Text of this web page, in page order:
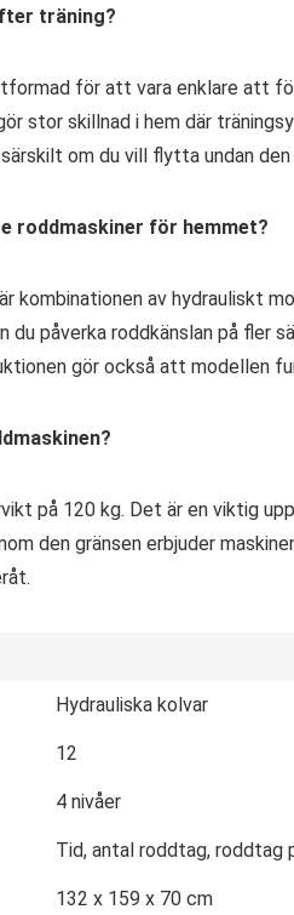
träning?
för att vara enklare att
stor skillnad i hem där
om du vill flytta undan
roddmaskiner för hemmet?
av hydrauliskt
du påverka roddkänslan på
gör också att modellen
på 120 kg. Det är en viktig
den gränsen erbjuder
Hydrauliska kolvar
12
4 nivåer
Tid, antal roddtag, roddtag
132 x 159 x 70 cm